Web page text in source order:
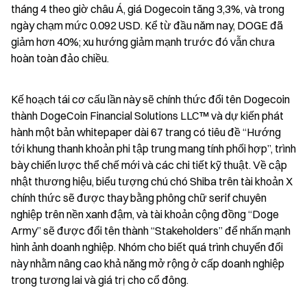
tháng 4 theo giờ châu Á, giá Dogecoin tăng 3,3%, và trong
ngày chạm mức 0.092 USD. Kể từ đầu năm nay, DOGE đã
giảm hơn 40%; xu hướng giảm mạnh trước đó vẫn chưa
hoàn toàn đảo chiều.
Kế hoạch tái cơ cấu lần này sẽ chính thức đổi tên Dogecoin
thành DogeCoin Financial Solutions LLC™ và dự kiến phát
hành một bản whitepaper dài 67 trang có tiêu đề “Hướng
tới khung thanh khoản phi tập trung mang tính phối hợp”, trình
bày chiến lược thể chế mới và các chi tiết kỹ thuật. Về cập
nhật thương hiệu, biểu tượng chú chó Shiba trên tài khoản X
chính thức sẽ được thay bằng phông chữ serif chuyên
nghiệp trên nền xanh đậm, và tài khoản cộng đồng “Doge
Army” sẽ được đổi tên thành “Stakeholders” để nhấn mạnh
hình ảnh doanh nghiệp. Nhóm cho biết quá trình chuyển đổi
này nhằm nâng cao khả năng mở rộng ở cấp doanh nghiệp
trong tương lai và giá trị cho cổ đông.